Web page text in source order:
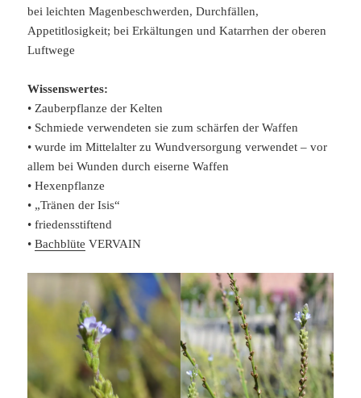
bei leichten Magenbeschwerden, Durchfällen,
Appetitlosigkeit; bei Erkältungen und Katarrhen der oberen
Luftwege
Wissenswertes:
• Zauberpflanze der Kelten
• Schmiede verwendeten sie zum schärfen der Waffen
• wurde im Mittelalter zu Wundversorgung verwendet – vor
allem bei Wunden durch eiserne Waffen
• Hexenpflanze
• „Tränen der Isis“
• friedensstiftend
•Bachblüte VERVAIN